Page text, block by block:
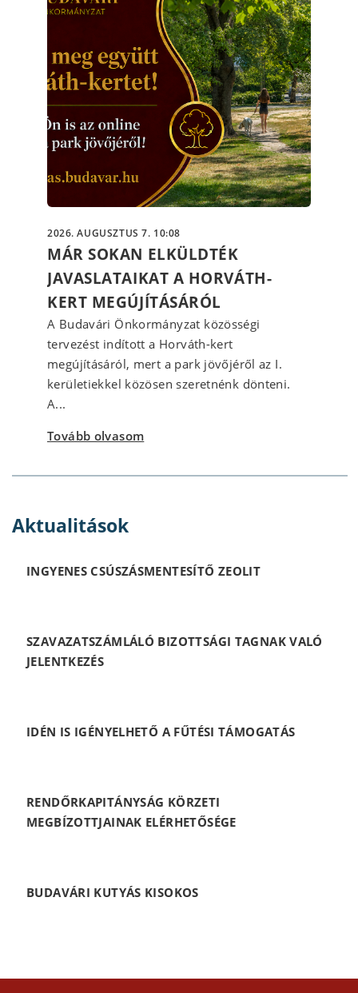
2026. AUGUSZTUS 7. 10:08
MÁR SOKAN ELKÜLDTÉK
JAVASLATAIKAT A HORVÁTH-
KERT MEGÚJÍTÁSÁRÓL
A Budavári Önkormányzat közösségi
tervezést indított a Horváth-kert
megújításáról, mert a park jövőjéről az I.
kerületiekkel közösen szeretnénk dönteni.
A...
Tovább olvasom
Aktualitások
INGYENES CSÚSZÁSMENTESÍTŐ ZEOLIT
SZAVAZATSZÁMLÁLÓ BIZOTTSÁGI TAGNAK VALÓ
JELENTKEZÉS
IDÉN IS IGÉNYELHETŐ A FŰTÉSI TÁMOGATÁS
RENDŐRKAPITÁNYSÁG KÖRZETI
MEGBÍZOTTJAINAK ELÉRHETŐSÉGE
BUDAVÁRI KUTYÁS KISOKOS